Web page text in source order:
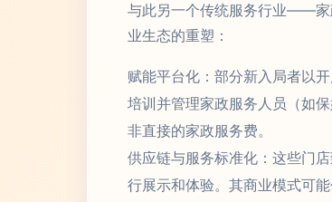
与此另一个传统服务行业——家
业生态的重塑：
赋能平台化：部分新入局者以
培训并管理家政服务人员（如
非直接的家政服务费。
供应链与服务标准化：这些门
行展示和体验。其商业模式可